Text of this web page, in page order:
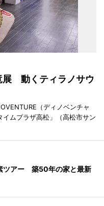
展 動くティラノサウ
（ディノベンチャ
ムプラザ高松」（高松市サン
ツアー 築50年の家と最新